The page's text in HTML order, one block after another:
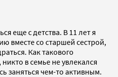
еще с детства. В 11 лет я
вместе со старшей сестрой,
Как такового
в семье не увлекался
заняться чем-то активным.